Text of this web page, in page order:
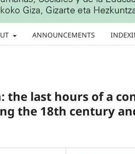
ANNOUNCEMENTS
the last hours of a
the 18th century